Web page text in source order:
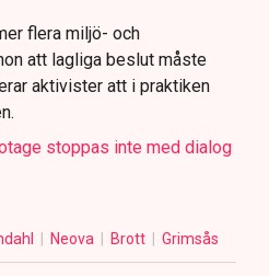
flera miljö- och
att lagliga beslut måste
aktivister att i praktiken
stoppas inte med dialog
Neova Brott Grimsås